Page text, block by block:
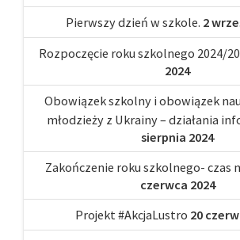
Pierwszy dzień w szkole. 2
Rozpoczęcie roku szkolnego 2024/
2024
Obowiązek szkolny i obowiązek
młodzieży z Ukrainy – działania
sierpnia 2024
Zakończenie roku szkolnego- czas
czerwca 2024
Projekt #AkcjaLustro 20